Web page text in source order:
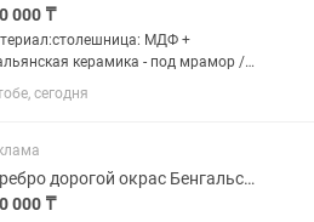
000 ₸
МДФ +
керамика - под мрамор /
МДФ + металл Цвет:белый/
мат + матовая сталь
в разложенном виде: 220 см
сегодня
Серебро дорогой окрас Бенгальские котята
000 ₸